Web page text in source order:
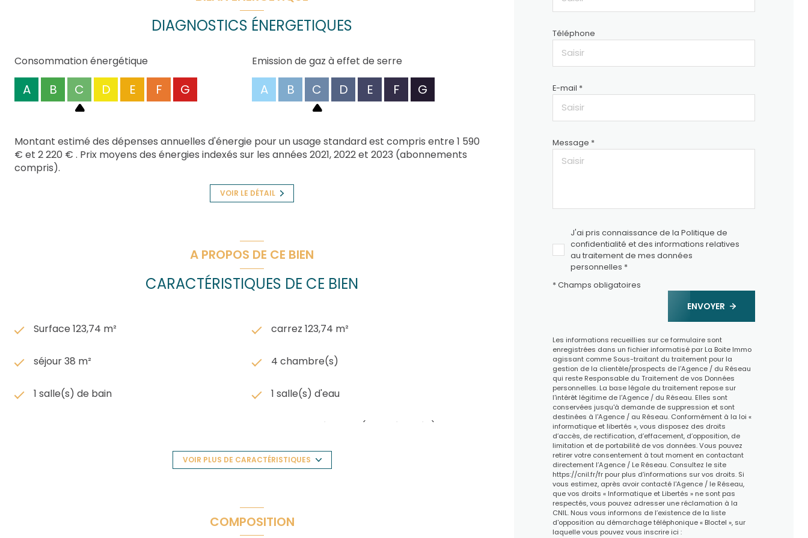
DIAGNOSTICS ÉNERGETIQUES
Consommation énergétique
A B C D E F G
Emission de gaz à effet de serre
A B C D E F G
Montant estimé des dépenses annuelles d'énergie pour un usage standard est compris entre 1 590
€ et 2 220 € . Prix moyens des énergies indexés sur les années 2021, 2022 et 2023 (abonnements
compris).
VOIR LE DÉTAIL
A PROPOS DE CE BIEN
CARACTÉRISTIQUES DE CE BIEN
Surface 123,74 m² carrez 123,74 m²
séjour 38 m² 4 chambre(s)
1 salle(s) de bain 1 salle(s) d'eau
cuisine américaine (semi-équipée)
Chauffage individuel : radiateur (gaz) 1 garage(s)
VOIR PLUS DE CARACTÉRISTIQUES
COMPOSITION
Téléphone
E-mail *
Message *
J'ai pris connaissance de la Politique de
confidentialité et des informations relatives
au traitement de mes données
personnelles *
* Champs obligatoires
ENVOYER
Les informations recueillies sur ce formulaire sont
enregistrées dans un fichier informatisé par La Boite Immo
agissant comme Sous-traitant du traitement pour la
gestion de la clientèle/prospects de l'Agence / du Réseau
qui reste Responsable du Traitement de vos Données
personnelles. La base légale du traitement repose sur
l'intérêt légitime de l'Agence / du Réseau. Elles sont
conservées jusqu'à demande de suppression et sont
destinées à l'Agence / au Réseau. Conformément à la loi «
informatique et libertés », vous disposez des droits
d’accès, de rectification, d’effacement, d’opposition, de
limitation et de portabilité de vos données. Vous pouvez
retirer votre consentement à tout moment en contactant
directement l’Agence / Le Réseau. Consultez le site
https://cnil.fr/frpour plus d’informations sur vos droits. Si
vous estimez, après avoir contacté l'Agence / le Réseau,
que vos droits « Informatique et Libertés » ne sont pas
respectés, vous pouvez adresser une réclamation à la
CNIL. Nous vous informons de l’existence de la liste
d'opposition au démarchage téléphonique « Bloctel », sur
laquelle vous pouvez vous inscrire ici :